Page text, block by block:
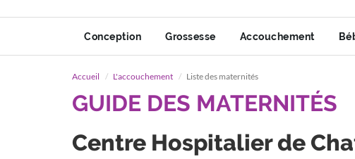
Conception Grossesse Accouchement
Accueil L'accouchement Liste des maternités
GUIDE DES MATERNITÉS
Centre Hospitalier de